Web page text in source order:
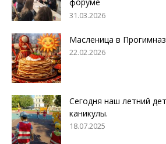
форуме
31.03.2026
Масленица в
22.02.2026
Сегодня наш летний
каникулы.
18.07.2025